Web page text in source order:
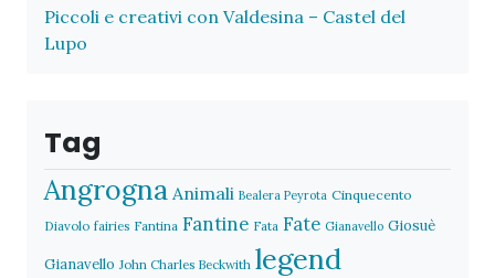
Piccoli e creativi con Valdesina – Castel del
Lupo
Tag
Angrogna Animali Bealera Peyrota Cinquecento
Diavolo fairies Fantina Fantine Fata Fate Gianavello Giosuè
Gianavello John Charles Beckwith legend